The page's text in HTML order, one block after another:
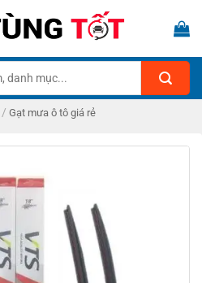
/ Gạt mưa ô tô giá rẻ